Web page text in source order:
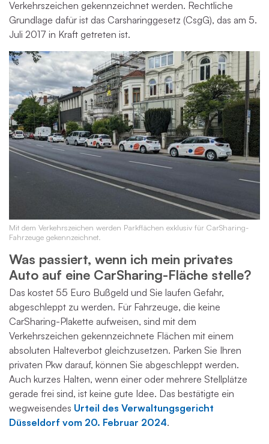
Verkehrszeichen gekennzeichnet werden. Rechtliche
Grundlage dafür ist das Carsharinggesetz (CsgG), das am 5.
Juli 2017 in Kraft getreten ist.
Mit dem Verkehrszeichen werden Parkflächen exklusiv für CarSharing-
Fahrzeuge gekennzeichnet.
Was passiert, wenn ich mein privates
Auto auf eine CarSharing-Fläche stelle?
Das kostet 55 Euro Bußgeld und Sie laufen Gefahr,
abgeschleppt zu werden. Für Fahrzeuge, die keine
CarSharing-Plakette aufweisen, sind mit dem
Verkehrszeichen gekennzeichnete Flächen mit einem
absoluten Halteverbot gleichzusetzen. Parken Sie Ihren
privaten Pkw darauf, können Sie abgeschleppt werden.
Auch kurzes Halten, wenn einer oder mehrere Stellplätze
gerade frei sind, ist keine gute Idee. Das bestätigte ein
wegweisendes Urteil des Verwaltungsgericht
Düsseldorf vom 20. Februar 2024.